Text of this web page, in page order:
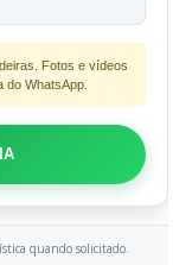
Fotos e vídeos
WhatsApp.
quando solicitado.